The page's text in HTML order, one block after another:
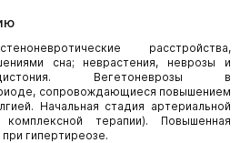
расстройства,
сна; неврастения, неврозы и
Вегетоневрозы в
сопровождающиеся повышением
Начальная стадия артериальной
терапии). Повышенная
гипертиреозе.